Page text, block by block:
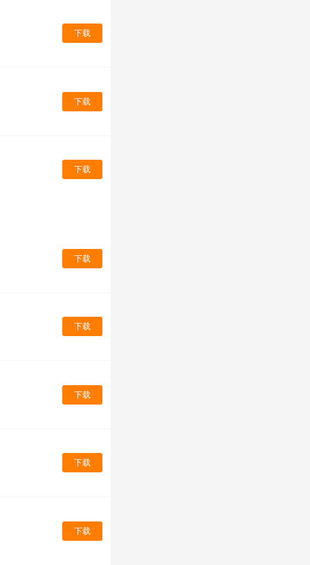
下载
下载
下载
下载
下载
下载
下载
下载